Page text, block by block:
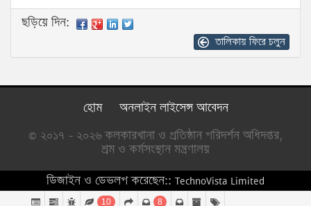
ছড়িয়ে দিন:
তালিকায় ফিরে চলুন
হোম
অনলাইন লাইসেন্স আবেদন
© ২০১৭ - ২০২৬ কলকারখানা ও প্রতিষ্ঠান পরিদর্শন অধিদপ্তর,
শ্রম ও কর্মসংস্থান মন্ত্রণালয়
ডিজাইন ও ডেভলপ করেছেন:: TechnoVista Limited
10 8